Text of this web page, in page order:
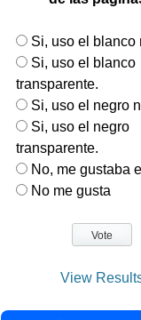
Si, uso el blanco
Si, uso el blanco
transparente.
Si, uso el negro
Si, uso el negro
transparente.
No, me gustaba
No me gusta
View